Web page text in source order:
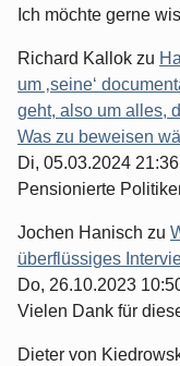
Ich möchte gerne
Richard Kallok zu
um ‚seine‘
geht, also um alles,
Was zu beweisen
Di, 05.03.2024 21:36
Pensionierte
Jochen Hanisch zu
überflüssiges
Do, 26.10.2023
Vielen Dank für
Dieter von